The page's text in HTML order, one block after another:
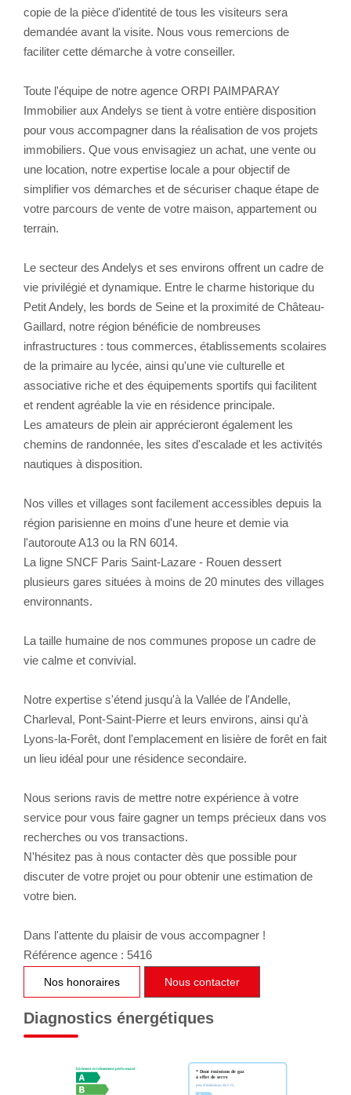
copie de la pièce d'identité de tous les visiteurs sera
demandée avant la visite. Nous vous remercions de
faciliter cette démarche à votre conseiller.
Toute l'équipe de notre agence ORPI PAIMPARAY
Immobilier aux Andelys se tient à votre entière disposition
pour vous accompagner dans la réalisation de vos projets
immobiliers. Que vous envisagiez un achat, une vente ou
une location, notre expertise locale a pour objectif de
simplifier vos démarches et de sécuriser chaque étape de
votre parcours de vente de votre maison, appartement ou
terrain.
Le secteur des Andelys et ses environs offrent un cadre de
vie privilégié et dynamique. Entre le charme historique du
Petit Andely, les bords de Seine et la proximité de Château-
Gaillard, notre région bénéficie de nombreuses
infrastructures : tous commerces, établissements scolaires
de la primaire au lycée, ainsi qu'une vie culturelle et
associative riche et des équipements sportifs qui facilitent
et rendent agréable la vie en résidence principale.
Les amateurs de plein air apprécieront également les
chemins de randonnée, les sites d'escalade et les activités
nautiques à disposition.
Nos villes et villages sont facilement accessibles depuis la
région parisienne en moins d'une heure et demie via
l'autoroute A13 ou la RN 6014.
La ligne SNCF Paris Saint-Lazare - Rouen dessert
plusieurs gares situées à moins de 20 minutes des villages
environnants.
La taille humaine de nos communes propose un cadre de
vie calme et convivial.
Notre expertise s'étend jusqu'à la Vallée de l'Andelle,
Charleval, Pont-Saint-Pierre et leurs environs, ainsi qu'à
Lyons-la-Forêt, dont l'emplacement en lisière de forêt en fait
un lieu idéal pour une résidence secondaire.
Nous serions ravis de mettre notre expérience à votre
service pour vous faire gagner un temps précieux dans vos
recherches ou vos transactions.
N'hésitez pas à nous contacter dès que possible pour
discuter de votre projet ou pour obtenir une estimation de
votre bien.
Dans l'attente du plaisir de vous accompagner !
Référence agence : 5416
Nos honoraires Nous contacter
Diagnostics énergétiques